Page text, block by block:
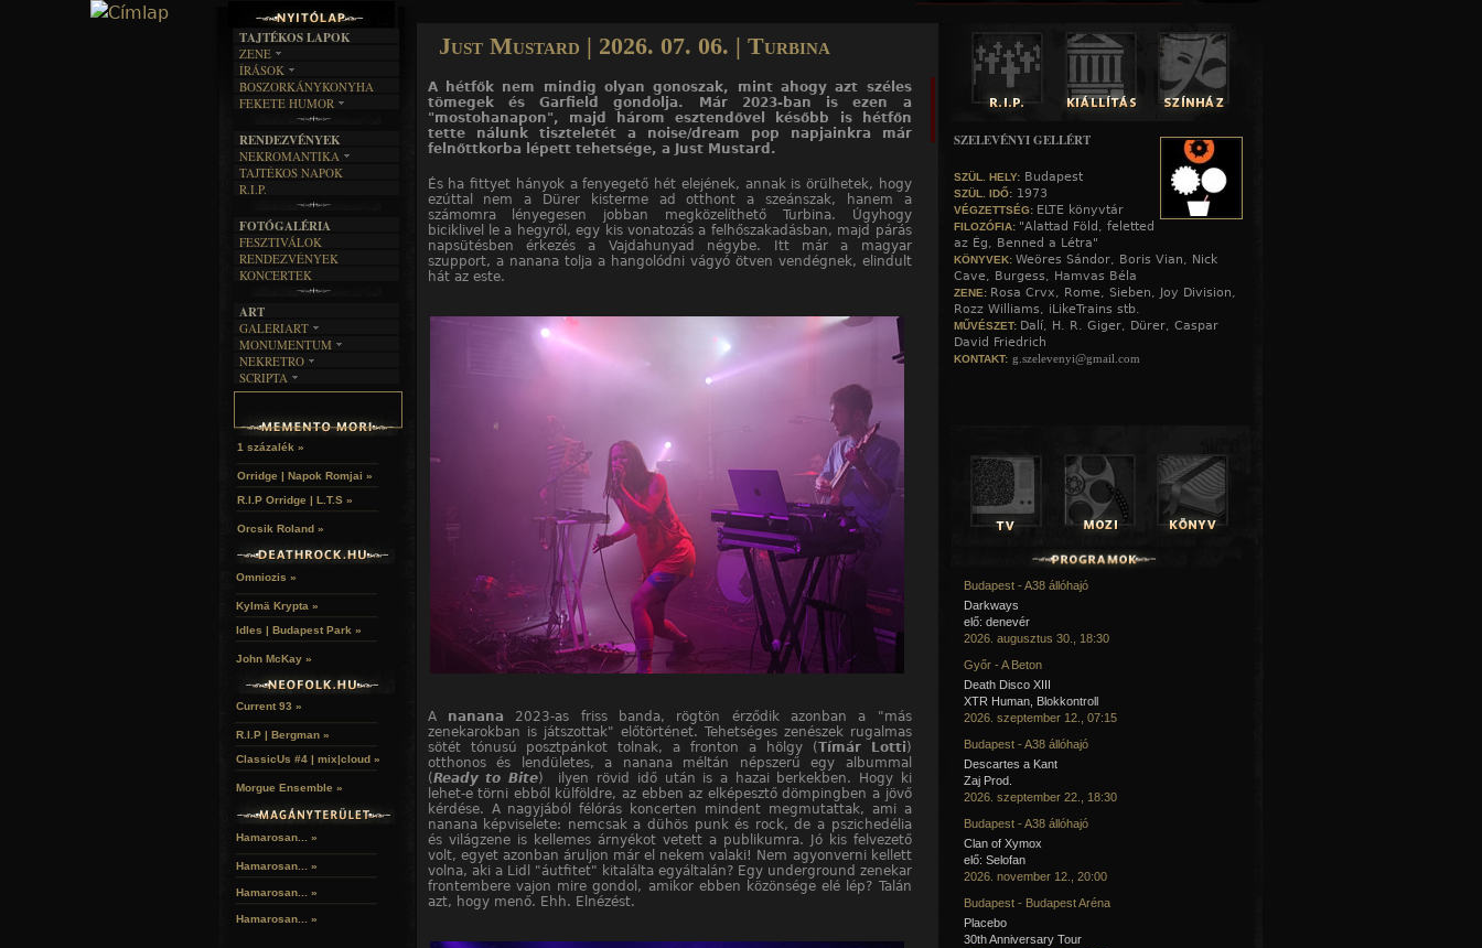
Just Mustard | 2026. 07. 06. | Turbina
A hétfők nem mindig olyan gonoszak, mint ahogy azt széles
tömegek és Garfield gondolja. Már 2023-ban is ezen a
"mostohanapon", majd három esztendővel később is hétfőn
tette nálunk tiszteletét a noise/dream pop napjainkra már
felnőttkorba lépett tehetsége, a Just Mustard.
És ha fittyet hányok a fenyegető hét elejének, annak is örülhetek, hogy
ezúttal nem a Dürer kisterme ad otthont a szeánszak, hanem a
számomra lényegesen jobban megközelíthető Turbina. Úgyhogy
biciklivel le a hegyről, egy kis vonatozás a felhőszakadásban, majd párás
napsütésben érkezés a Vajdahunyad négybe. Itt már a magyar
szupport, a nanana tolja a hangolódni vágyó ötven vendégnek, elindult
hát az este.
A nanana 2023-as friss banda, rögtön érződik azonban a "más
zenekarokban is játszottak" előtörténet. Tehetséges zenészek rugalmas
sötét tónusú posztpánkot tolnak, a fronton a hölgy (Tímár Lotti)
otthonos és lendületes, a nanana méltán népszerű egy albummal
(Ready to Bite) ilyen rövid idő után is a hazai berkekben. Hogy ki
lehet-e törni ebből külföldre, az ebben az elképesztő dömpingben a jövő
kérdése. A nagyjából félórás koncerten mindent megmutattak, ami a
nanana képviselete: nemcsak a dühös punk és rock, de a pszichedélia
és világzene is kellemes árnyékot vetett a publikumra. Jó kis felvezető
volt, egyet azonban áruljon már el nekem valaki! Nem agyonverni kellett
volna, aki a Lidl "áutfitet" kitalálta egyáltalán? Egy underground zenekar
frontembere vajon mire gondol, amikor ebben közönsége elé lép? Talán
azt, hogy menő. Ehh. Elnézést.
TAJTÉKOS LAPOK
ZENE
EGYÜTTESEK
INTERJÚK
FORDÍTÁSOK
DALSZÖVEGEK
ÍRÁSOK
IRODALOM
FILM
MŰVÉSZET
ÍRÁSTÖRTÉNET
BOSZORKÁNYKONYHA
FEKETE HUMOR
SZÖVEGES
RENDEZVÉNYEK
NEKROMANTIKA
AKTUÁLIS
A MÚLT
TAJTÉKOS NAPOK
R.I.P.
FOTÓGALÉRIA
FESZTIVÁLOK
RENDEZVÉNYEK
KONCERTEK
ART
GALERIART
ARTGALERI
KÉPREGÉNYEK
LAKÁSKULTS
MONUMENTUM
TEMETŐK
TEMPLOMOK
HELYEK
NEKRETRO
SZUBKULT
RELIKVIÁK
SCRIPTA
NOVELLÁK
HALÁLTÁNC
1 százalék »
Orridge | Napok Romjai »
R.I.P Orridge | L.T.S »
Orcsik Roland »
Omniozis »
Kylmä Krypta »
Idles | Budapest Park »
John McKay »
Current 93 »
R.I.P | Bergman »
ClassicUs #4 | mix|cloud »
Morgue Ensemble »
Hamarosan... »
Hamarosan... »
Hamarosan... »
Hamarosan... »
SZELEVÉNYI GELLÉRT
SZÜL. HELY: Budapest
SZÜL. IDŐ: 1973
VÉGZETTSÉG: ELTE könyvtár
FILOZÓFIA: "Alattad Föld, feletted
az Ég, Benned a Létra"
KÖNYVEK: Weöres Sándor, Boris Vian, Nick
Cave, Burgess, Hamvas Béla
ZENE: Rosa Crvx, Rome, Sieben, Joy Division,
Rozz Williams, iLikeTrains stb.
MŰVÉSZET: Dalí, H. R. Giger, Dürer, Caspar
David Friedrich
KONTAKT: g.szelevenyi@gmail.com
Budapest - A38 állóhajó
Darkways
elő: denevér
2026. augusztus 30., 18:30
Győr - A Beton
Death Disco XIII
XTR Human, Blokkontroll
2026. szeptember 12., 07:15
Budapest - A38 állóhajó
Descartes a Kant
Zaj Prod.
2026. szeptember 22., 18:30
Budapest - A38 állóhajó
Clan of Xymox
elő: Selofan
2026. november 12., 20:00
Budapest - Budapest Aréna
Placebo
30th Anniversary Tour